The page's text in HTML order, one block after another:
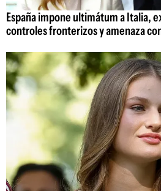
España impone ultimátum a Italia,
controles fronterizos y amenaza